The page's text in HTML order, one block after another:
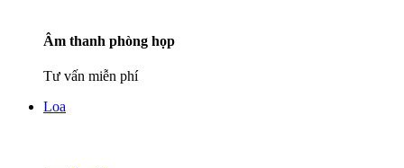
Âm thanh phòng họp
Tư vấn miễn phí
Loa